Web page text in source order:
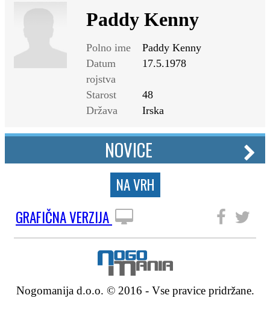
Paddy Kenny
Polno ime
Paddy Kenny
Datum
rojstva
17.5.1978
Starost
48
Država
Irska
NOVICE
NA VRH
GRAFIČNA VERZIJA
Nogomanija d.o.o. © 2016 - Vse pravice pridržane.